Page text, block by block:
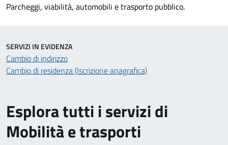
Parcheggi, viabilità, automobili e trasporto pubblico.
Esplora tutti i servizi di
Mobilità e trasporti
SERVIZI IN EVIDENZA
Cambio di indirizzo
Cambio di residenza (Iscrizione anagrafica)